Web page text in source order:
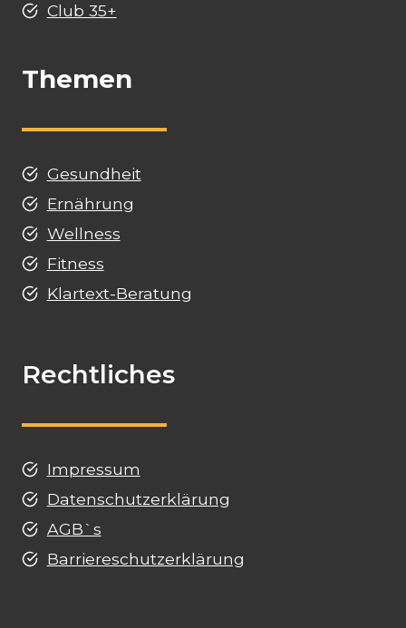
Club 35+
Themen
Gesundheit
Ernährung
Wellness
Fitness
Klartext-Beratung
Rechtliches
Impressum
Datenschutzerklärung
AGB`s
Barriereschutzerklärung